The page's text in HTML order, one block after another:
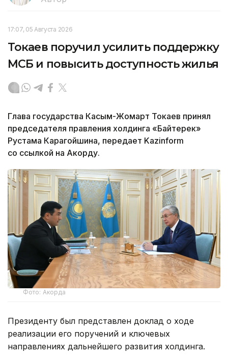
17:07, 05 Августа 2026
Токаев поручил усилить поддержку
МСБ и повысить доступность жилья
Глава государства Касым-Жомарт Токаев принял
председателя правления холдинга «Байтерек»
Рустама Карагойшина, передает Kazinform
со ссылкой на Акорду.
Фото: Акорда
Президенту был представлен доклад о ходе
реализации его поручений и ключевых
направлениях дальнейшего развития холдинга.